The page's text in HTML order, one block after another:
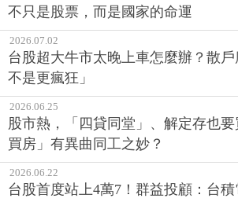
不只是股票，而是國家的命運
2026.07.02
台股超大牛市太晚上車怎麼辦？散
不是更瘋狂」
2026.06.25
股市熱，「四貸同堂」、解定存也
買房」有異曲同工之妙？
2026.06.22
台股首度站上4萬7！群益投顧：台